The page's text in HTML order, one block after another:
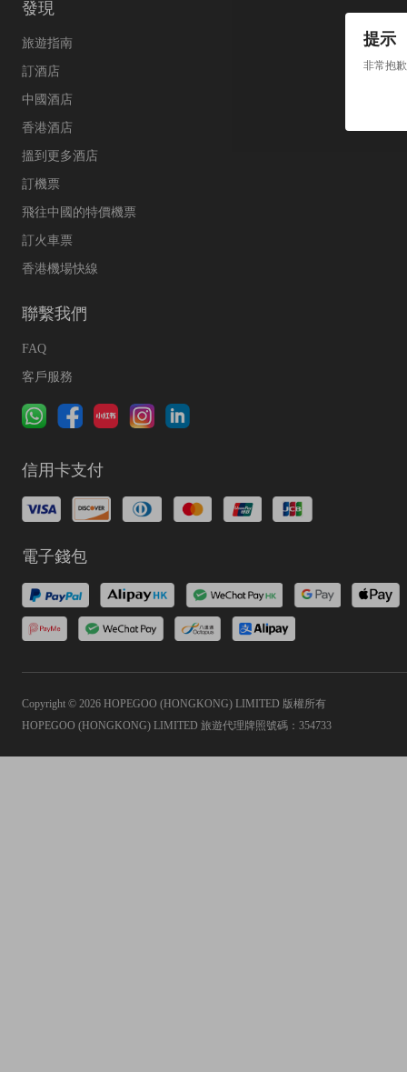
提示
非常抱
發現
旅遊指南
訂酒店
中國酒店
香港酒店
搵到更多酒店
訂機票
飛往中國的特價機票
訂火車票
香港機場快線
聯繫我們
FAQ
客戶服務
信用卡支付
電子錢包
Copyright © 2026 HOPEGOO (HONGKONG) LIMITED 版權所有
HOPEGOO (HONGKONG) LIMITED 旅遊代理牌照號碼：354733